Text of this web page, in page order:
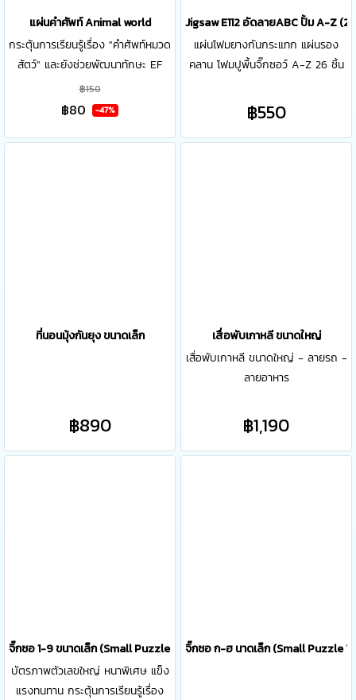
แผ่นคำศัพท์ Animal world
กระตุ้นการเรียนรู้เรื่อง "คำศัพท์หมวด
สัตว์" และยังช่วยพัฒนาทักษะ EF
ฝึกคิดเชื่อมโยง เพิ่มคลังศัพท์ภาษา
อังกฤษ ช่วยให้การเรียนรู้ภาษา
฿150
฿80 -47%
Jigsaw E112 อัดลายABC ปั้ม A-Z
แผ่นโฟมยางกันกระแทก แผ่นรอง
คลาน โฟมปูพื้นจิ๊กซอว์ A-Z 26 ชิ้น
ทั้งหมด 26 แผ่น แต่ละแผ่น ขนาด
30 x 30 cm หนา 10 mm ประโยชน์
ของจิ๊กซอว์ A-Z แผ่นรองคลาน
฿550
ที่นอนมุ้งกันยุง ขนาดเล็ก
฿890
เสื่อพับเกาหลี ขนาดใหญ่
เสื่อพับเกาหลี ขนาดใหญ่ - ลายรถ -
ลายอาหาร
฿1,190
จิ๊กซอ 1-9 ขนาดเล็ก (Small Puzzle 1-9)
บัตรภาพตัวเลขใหญ่ หนาพิเศษ แข็ง
แรงทนทาน กระตุ้นการเรียนรู้เรื่อง
จิ๊กซอ ก-ฮ นาดเล็ก (Small Puzzle